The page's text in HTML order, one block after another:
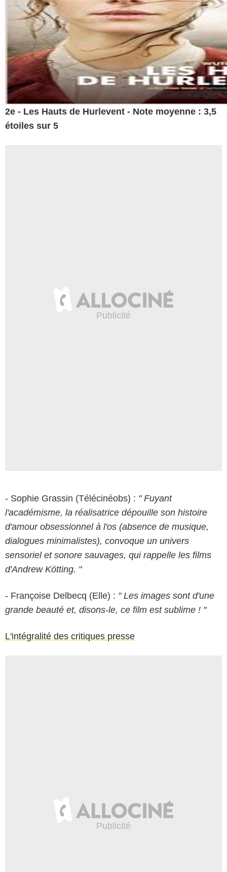
2e - Les Hauts de Hurlevent - Note moyenne : 3,5
étoiles sur 5
- Sophie Grassin (Télécinéobs) : " Fuyant
l'académisme, la réalisatrice dépouille son histoire
d'amour obsessionnel à l'os (absence de musique,
dialogues minimalistes), convoque un univers
sensoriel et sonore sauvages, qui rappelle les films
d'Andrew Kötting. "
- Françoise Delbecq (Elle) : " Les images sont d'une
grande beauté et, disons-le, ce film est sublime ! "
L'intégralité des critiques presse